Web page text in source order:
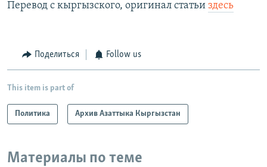
Перевод с кыргызского, оригинал статьи здесь
Поделиться Follow us
This item is part of
Политика Архив Азаттыка Кыргызстан
Материалы по теме